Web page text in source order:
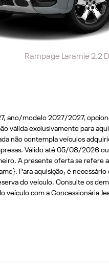
Rampage Laramie 2.2
ano/modelo 2027/2027,
válida exclusivamente para
não contempla veículos
Válido até 05/08/2026
A presente oferta se refere
Para aquisição, é
do veículo. Consulte os
veículo com a Concessionária